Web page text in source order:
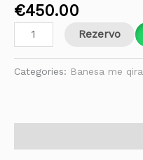
€450.00
Rezervo
Categories: Banesa me qira